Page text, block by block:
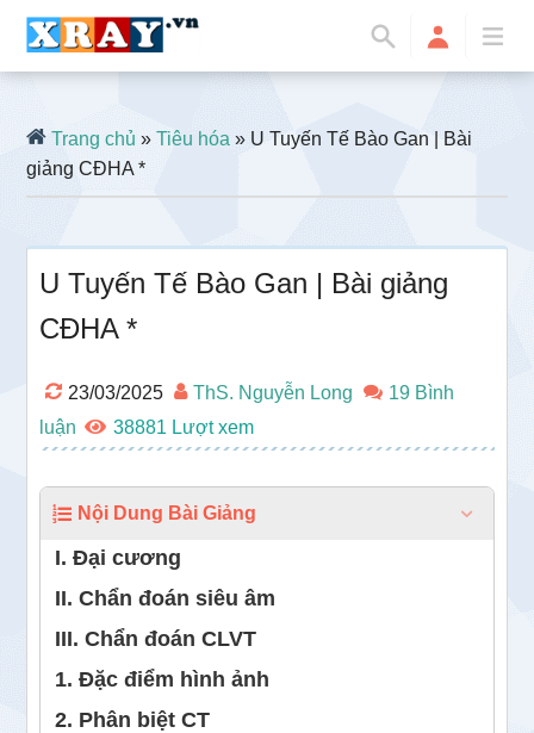
Trang chủ »Tiêu hóa » U Tuyến Tế Bào Gan | Bài
giảng CĐHA *
U Tuyến Tế Bào Gan | Bài giảng
CĐHA *
23/03/2025 ThS. Nguyễn Long
19 Bình
luận
38881
Nội Dung Bài Giảng
I. Đại cương
II. Chẩn đoán siêu âm
III. Chẩn đoán CLVT
1. Đặc điểm hình ảnh
2. Phân biệt CT